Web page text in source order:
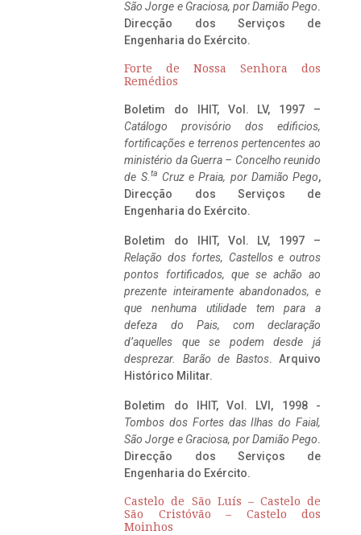
São Jorge e Graciosa, por Damião Pego.
Direcção dos Serviços de
Engenharia do Exército.
Forte de Nossa Senhora dos
Remédios
Boletim do IHIT, Vol. LV, 1997 –
Catálogo provisório dos edificios,
fortificações e terrenos pertencentes ao
ministério da Guerra – Concelho reunido
de S. ta Cruz e Praia, por Damião Pego,
Direcção dos Serviços de
Engenharia do Exército.
Boletim do IHIT, Vol. LV, 1997 –
Relação dos fortes, Castellos e outros
pontos fortificados, que se achão ao
prezente inteiramente abandonados, e
que nenhuma utilidade tem para a
defeza do Pais, com declaração
d’aquelles que se podem desde já
desprezar. Barão de Bastos. Arquivo
Histórico Militar.
Boletim do IHIT, Vol. LVI, 1998 -
Tombos dos Fortes das Ilhas do Faial,
São Jorge e Graciosa, por Damião Pego.
Direcção dos Serviços de
Engenharia do Exército.
Castelo de São Luís – Castelo de
São Cristóvão – Castelo dos
Moinhos